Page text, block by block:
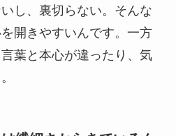
し、裏切らない。そんな
開きやすいんです。一方
葉と本心が違ったり、気